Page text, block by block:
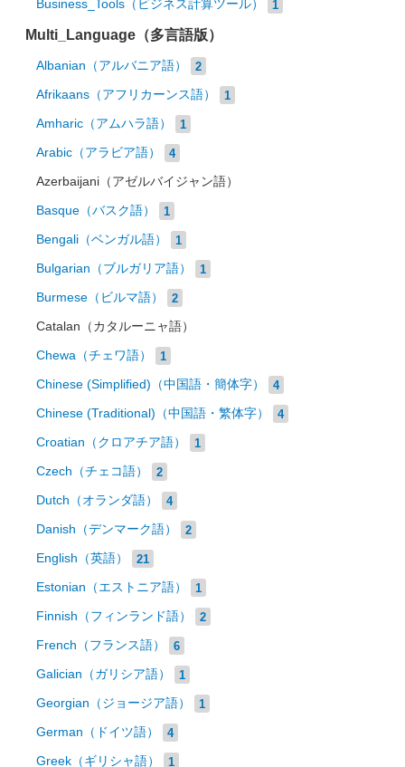
Business_Tools（ビジネス計算ツール） 1
Multi_Language（多言語版）
Albanian（アルバニア語） 2
Afrikaans（アフリカーンス語） 1
Amharic（アムハラ語） 1
Arabic（アラビア語） 4
Azerbaijani（アゼルバイジャン語）
Basque（バスク語） 1
Bengali（ベンガル語） 1
Bulgarian（ブルガリア語） 1
Burmese（ビルマ語） 2
Catalan（カタルーニャ語）
Chewa（チェワ語） 1
Chinese (Simplified)（中国語・簡体字） 4
Chinese (Traditional)（中国語・繁体字） 4
Croatian（クロアチア語） 1
Czech（チェコ語） 2
Dutch（オランダ語） 4
Danish（デンマーク語） 2
English（英語） 21
Estonian（エストニア語） 1
Finnish（フィンランド語） 2
French（フランス語） 6
Galician（ガリシア語） 1
Georgian（ジョージア語） 1
German（ドイツ語） 4
Greek（ギリシャ語） 1